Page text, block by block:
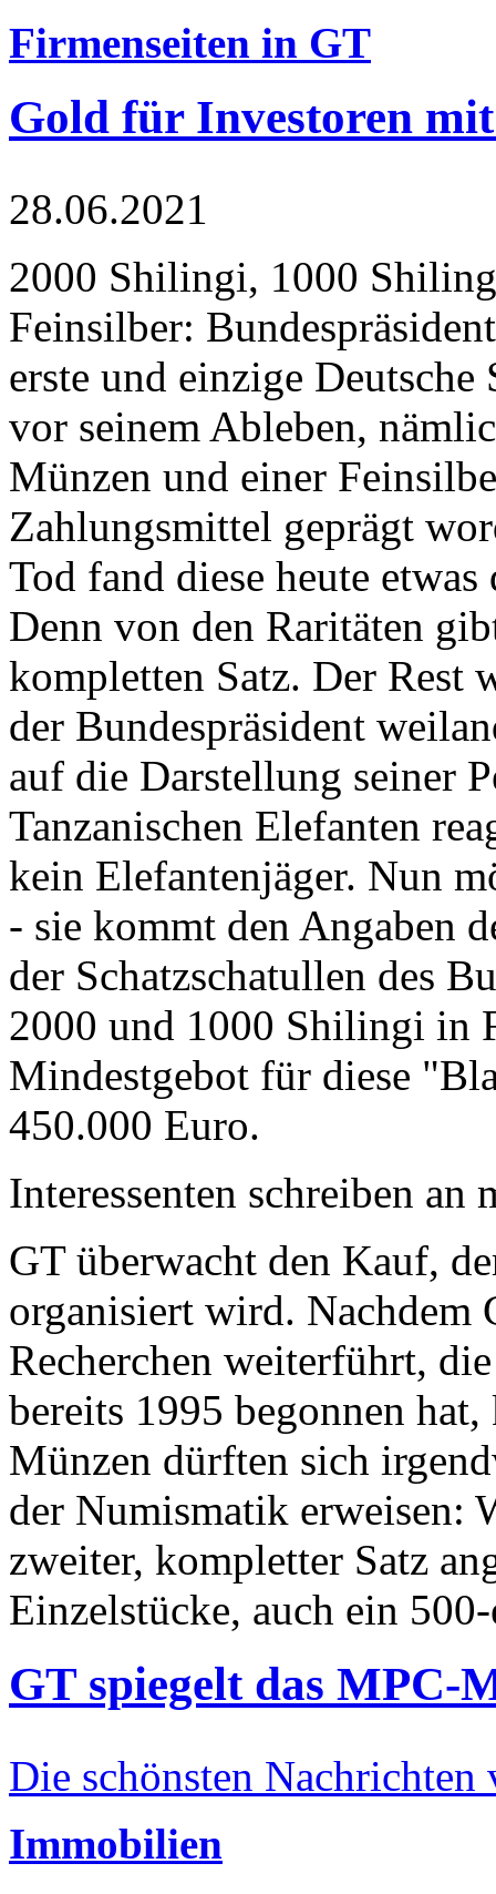
Firmenseiten in GT
Gold für Investoren
28.06.2021
2000 Shilingi, 1000
Feinsilber:
erste und einzige Deutsche
vor seinem Ableben,
Münzen und einer
Zahlungsmittel geprägt
Tod fand diese heute
Denn von den Raritäten
kompletten Satz. Der Rest
der Bundespräsident
auf die Darstellung seiner
Tanzanischen Elefanten
kein Elefantenjäger. Nun
- sie kommt den Angaben
der Schatzschatullen des
2000 und 1000 Shilingi in
Mindestgebot für diese
450.000 Euro.
Interessenten schreiben
GT überwacht den Kauf,
organisiert wird. Nachdem
Recherchen weiterführt,
bereits 1995 begonnen
Münzen dürften sich
der Numismatik erweisen:
zweiter, kompletter Satz
Einzelstücke, auch ein
GT spiegelt das MPC-
Die schönsten Nachrichten
Immobilien